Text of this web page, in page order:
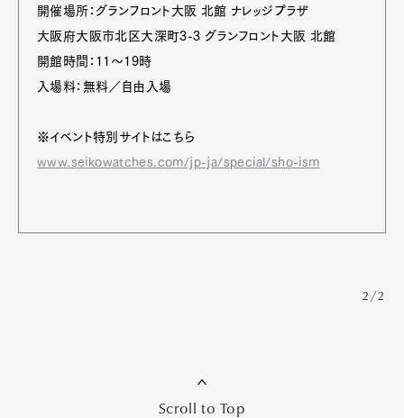
開催場所：グランフロント大阪 北館 ナレッジプラザ
大阪府大阪市北区大深町3-3 グランフロント大阪 北館
開館時間：11〜19時
入場料：無料／自由入場
※イベント特別サイトはこちら
www.seikowatches.com/jp-ja/special/sho-ism
2/2
Scroll to Top